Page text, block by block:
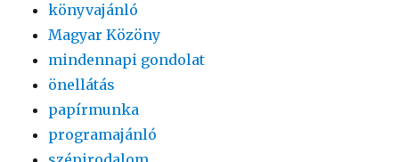
könyvajánló
Magyar Közöny
mindennapi gondolat
önellátás
papírmunka
programajánló